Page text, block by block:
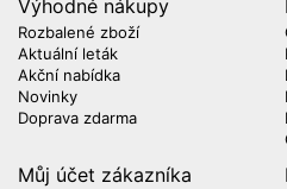
Výhodné nákupy
Rozbalené zboží
Aktuální leták
Akční nabídka
Novinky
Doprava zdarma
Můj účet zákazníka